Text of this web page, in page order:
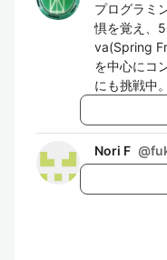
プログラミ
惧を覚え、
va(Spring
を中心にコ
にも挑戦中。
Nori F @